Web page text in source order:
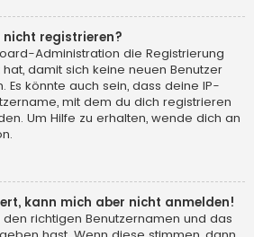
registrieren?
Administration die Registrierung
damit sich keine neuen Benutzer
Es könnte auch sein, dass deine IP-
mit dem du dich registrieren
Um Hilfe zu erhalten, wende dich an
kann mich aber nicht anmelden!
richtigen Benutzernamen und das